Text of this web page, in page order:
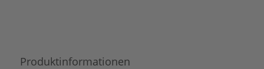
Produktinformationen